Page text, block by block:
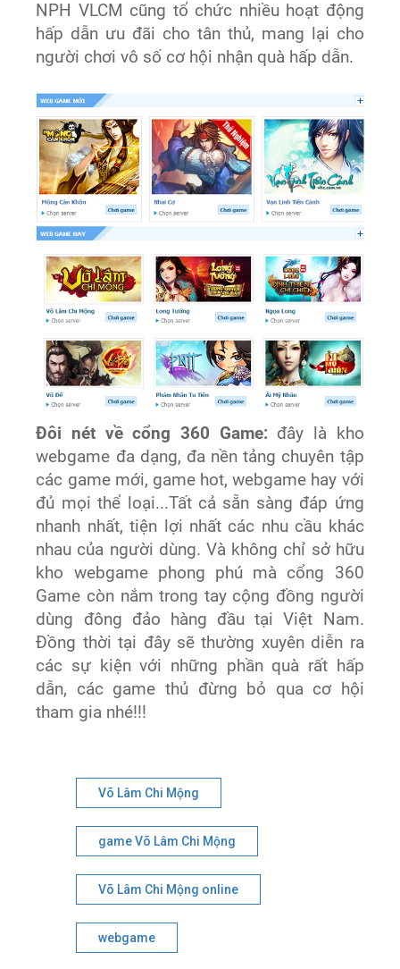
NPH VLCM cũng tổ chức nhiều hoạt động
hấp dẫn ưu đãi cho tân thủ, mang lại cho
người chơi vô số cơ hội nhận quà hấp dẫn.
Đôi nét về cổng 360 Game: đây là kho
webgame đa dạng, đa nền tảng chuyên tập
các game mới, game hot, webgame hay với
đủ mọi thể loại...Tất cả sẵn sàng đáp ứng
nhanh nhất, tiện lợi nhất các nhu cầu khác
nhau của người dùng. Và không chỉ sở hữu
kho webgame phong phú mà cổng 360
Game còn nắm trong tay cộng đồng người
dùng đông đảo hàng đầu tại Việt Nam.
Đồng thời tại đây sẽ thường xuyên diễn ra
các sự kiện với những phần quà rất hấp
dẫn, các game thủ đừng bỏ qua cơ hội
tham gia nhé!!!
Võ Lâm Chi Mộng
game Võ Lâm Chi Mộng
Võ Lâm Chi Mộng online
webgame